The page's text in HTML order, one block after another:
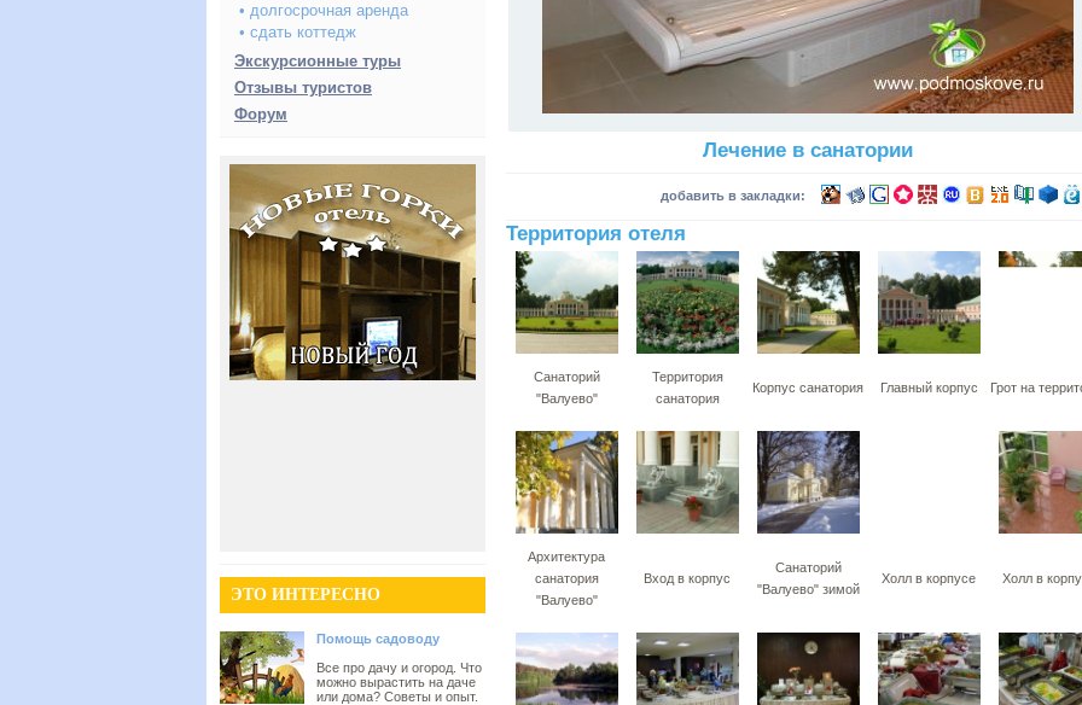
• долгосрочная аренда
• сдать коттедж
Экскурсионные туры
Отзывы туристов
Форум
ЭТО ИНТЕРЕСНО
Помощь садоводу
Все про дачу и огород. Что
можно вырастить на даче
или дома? Советы и опыт.
Лечение в санатории
добавить в закладки:
Территория отеля
Санаторий
"Валуево"
Территория
санатория
Корпус санатория Главный корпус Грот на
Архитектура
санатория
"Валуево"
Вход в корпус
Санаторий
"Валуево" зимой
Холл в корпусе Холл в